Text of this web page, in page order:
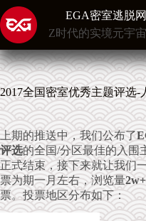
跳
至
内
容
EGA密室逃脱网
Z时代的实境元宇宙
2017全国密室优秀主题评选-
上期的推送中，我们公布了
评选的全国/分区最佳的入围
正式结束，接下来就让我们
票为期一月左右，浏览量2w+
票。投票地区分布如下：